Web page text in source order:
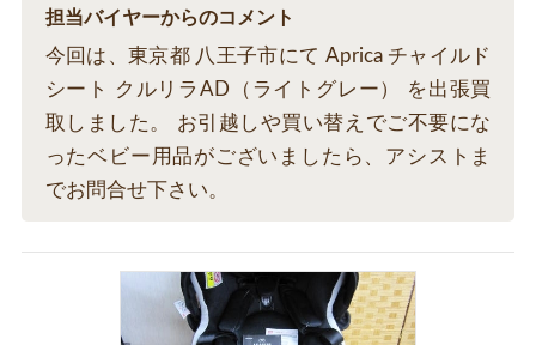
担当バイヤーからのコメント
今回は、東京都 八王子市にて Aprica チャイルド
シート クルリラAD（ライトグレー） を出張買
取しました。 お引越しや買い替えでご不要にな
ったベビー用品がございましたら、アシストま
でお問合せ下さい。